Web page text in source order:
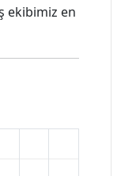
ekibimiz en